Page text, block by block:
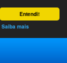
Entendi!
Saiba mais